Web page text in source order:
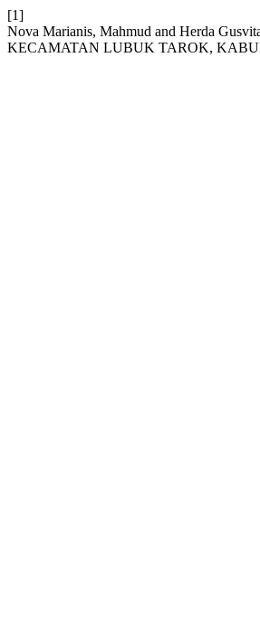
[1]
Nova Marianis, Mahmud and Herda
KECAMATAN LUBUK TAROK,